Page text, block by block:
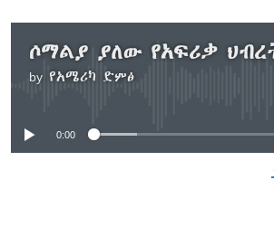
by የአሜሪካ ድምፅ
No media source currently
0:00